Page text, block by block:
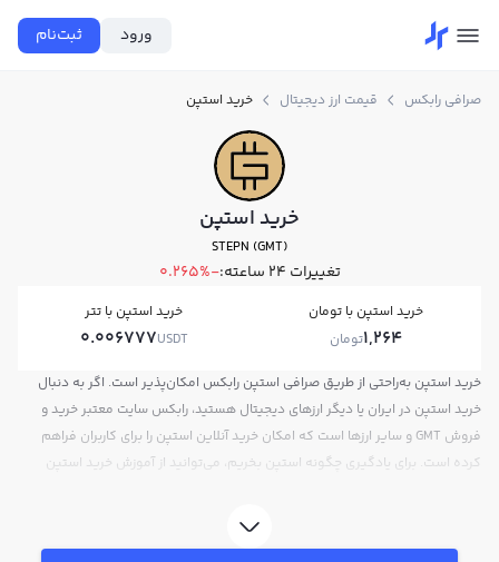
ورود ثبت‌نام
صرافی رابکس قیمت ارز دیجیتال خرید استپن
خرید استپن
STEPN (GMT)
تغییرات ۲۴ ساعته: -0.265%
خرید استپن با تومان
1,264تومان
خرید استپن با تتر
0.006777USDT
خرید استپن به‌راحتی از طریق صرافی استپن رابکس امکان‌پذیر است. اگر به دنبال
خرید استپن در ایران یا دیگر ارزهای دیجیتال هستید، رابکس سایت معتبر خرید و
فروش GMT و سایر ارزها است که امکان خرید آنلاین استپن را برای کاربران فراهم
کرده است. برای یادگیری چگونه استپن بخریم، می‌توانید از آموزش خرید استپن
در بازار رابکس، قیمت لحظه‌ای، نمودار و امکانات فروش استپن نیز در دسترس شما
قرار دارد تا بتوانید تصمیمات بهتری در معاملات خود بگیرید.